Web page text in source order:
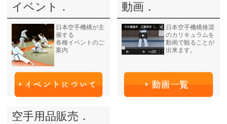
イベント．
日本空手機構が主
催する
各種イベントのご
案内
動画．
日本空手機構推奨
のカリキュラムを
動画で観ることが
出来ます。
空手用品販売．